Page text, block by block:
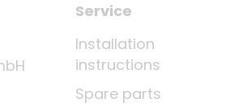
Service
Installation
instructions
Spare parts